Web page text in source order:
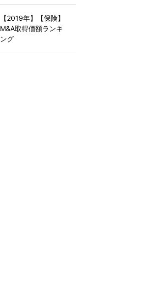
【2019年】【保険】
M&A取得価額ランキ
ング